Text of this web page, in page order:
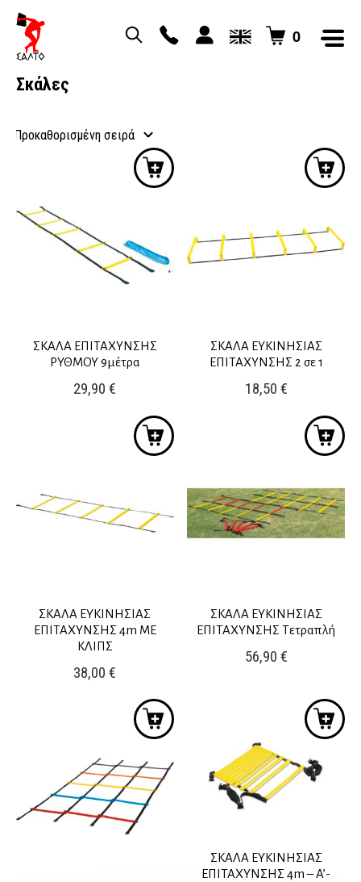
0
Σκάλες
ΣΚΑΛΑ ΕΠΙΤΑΧΥΝΣΗΣ
ΡΥΘΜΟΥ 9μέτρα
29,90€
ΣΚΑΛΑ ΕΥΚΙΝΗΣΙΑΣ
ΕΠΙΤΑΧΥΝΣΗΣ 2 σε 1
18,50 €
ΣΚΑΛΑ ΕΥΚΙΝΗΣΙΑΣ
ΕΠΙΤΑΧΥΝΣΗΣ 4m ΜΕ
ΚΛΙΠΣ
38,00€
ΣΚΑΛΑ ΕΥΚΙΝΗΣΙΑΣ
ΕΠΙΤΑΧΥΝΣΗΣ Τετραπλή
56,90 €
ΣΚΑΛΑ ΕΥΚΙΝΗΣΙΑΣ
ΕΠΙΤΑΧΥΝΣΗΣ 4m – A’-